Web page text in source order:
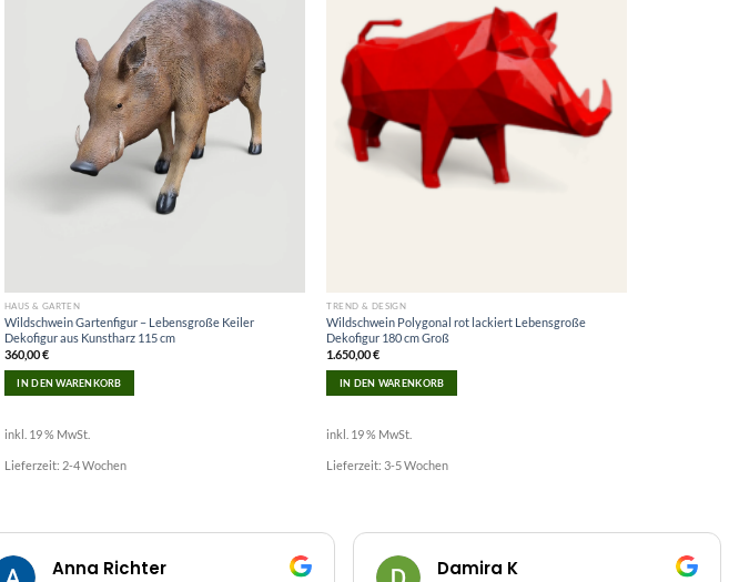
HAUS & GARTEN
Wildschwein Gartenfigur – Lebensgroße Keiler
Dekofigur aus Kunstharz 115 cm
360,00€
IN DEN WARENKORB
inkl. 19 % MwSt.
Lieferzeit: 2-4 Wochen
TREND & DESIGN
Wildschwein Polygonal rot lackiert Lebensgroße
Dekofigur 180 cm Groß
1.650,00€
IN DEN WARENKORB
inkl. 19 % MwSt.
Lieferzeit: 3-5 Wochen
Anna Richter Damira K